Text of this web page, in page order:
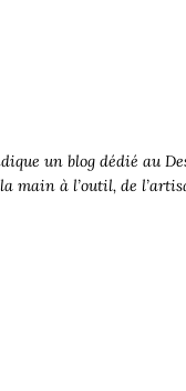
un blog dédié au
main à l’outil, de